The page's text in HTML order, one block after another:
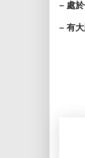
– 處
– 有